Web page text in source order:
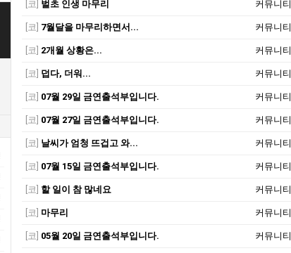
[코] 벌초 인생 마무리 커뮤니티
[코] 7월달을 마무리하면서... 커뮤니티
[코] 2개월 상황은... 커뮤니티
[코] 덥다, 더워... 커뮤니티
[코] 07월 29일 금연출석부입니다. 커뮤니티
[코] 07월 27일 금연출석부입니다. 커뮤니티
[코] 날씨가 엄청 뜨겁고 와... 커뮤니티
[코] 07월 15일 금연출석부입니다. 커뮤니티
[코] 할 일이 참 많네요 커뮤니티
[코] 마무리 커뮤니티
[코] 05월 20일 금연출석부입니다. 커뮤니티